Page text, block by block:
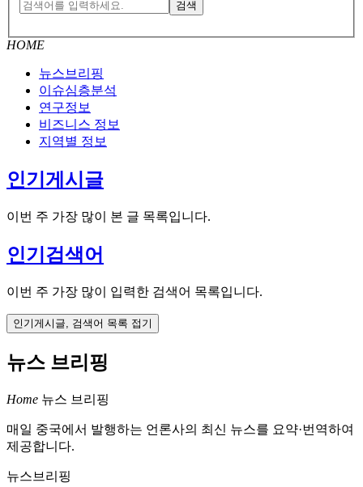
검색
HOME
뉴스브리핑
이슈심층분석
연구정보
비즈니스 정보
지역별 정보
인기게시글
이번 주 가장 많이 본 글 목록입니다.
인기검색어
이번 주 가장 많이 입력한 검색어 목록입니다.
인기게시글, 검색어 목록 접기
뉴스 브리핑
Home 뉴스 브리핑
매일 중국에서 발행하는 언론사의 최신 뉴스를 요약·번역하여
제공합니다.
뉴스브리핑